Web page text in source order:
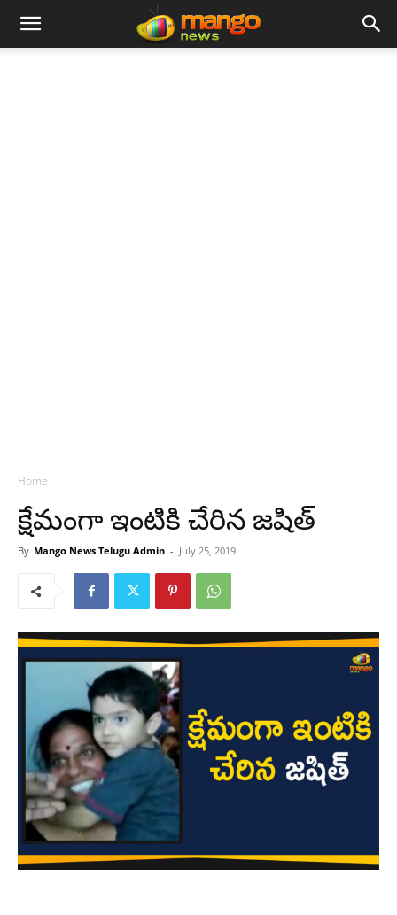
Home
క్షేమంగా ఇంటికి చేరిన జషిత్
By Mango News Telugu Admin - July 25, 2019